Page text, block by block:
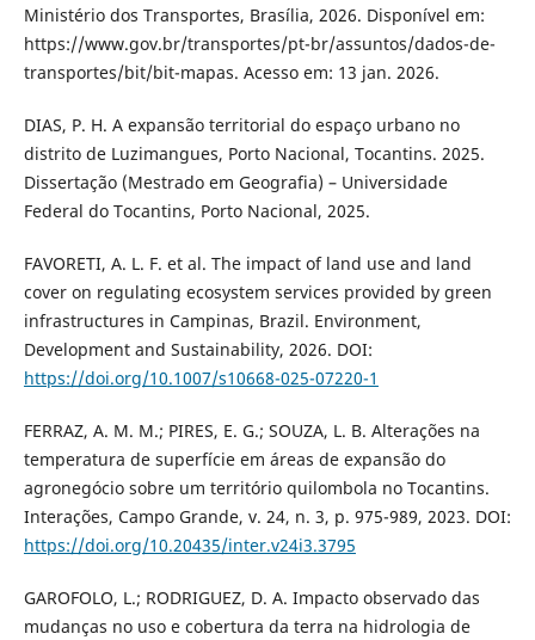
Ministério dos Transportes, Brasília, 2026. Disponível em:
https://www.gov.br/transportes/pt-br/assuntos/dados-de-
transportes/bit/bit-mapas. Acesso em: 13 jan. 2026.
DIAS, P. H. A expansão territorial do espaço urbano no
distrito de Luzimangues, Porto Nacional, Tocantins. 2025.
Dissertação (Mestrado em Geografia) – Universidade
Federal do Tocantins, Porto Nacional, 2025.
FAVORETI, A. L. F. et al. The impact of land use and land
cover on regulating ecosystem services provided by green
infrastructures in Campinas, Brazil. Environment,
Development and Sustainability, 2026. DOI:
https://doi.org/10.1007/s10668-025-07220-1
FERRAZ, A. M. M.; PIRES, E. G.; SOUZA, L. B. Alterações na
temperatura de superfície em áreas de expansão do
agronegócio sobre um território quilombola no Tocantins.
Interações, Campo Grande, v. 24, n. 3, p. 975-989, 2023. DOI:
https://doi.org/10.20435/inter.v24i3.3795
GAROFOLO, L.; RODRIGUEZ, D. A. Impacto observado das
mudanças no uso e cobertura da terra na hidrologia de